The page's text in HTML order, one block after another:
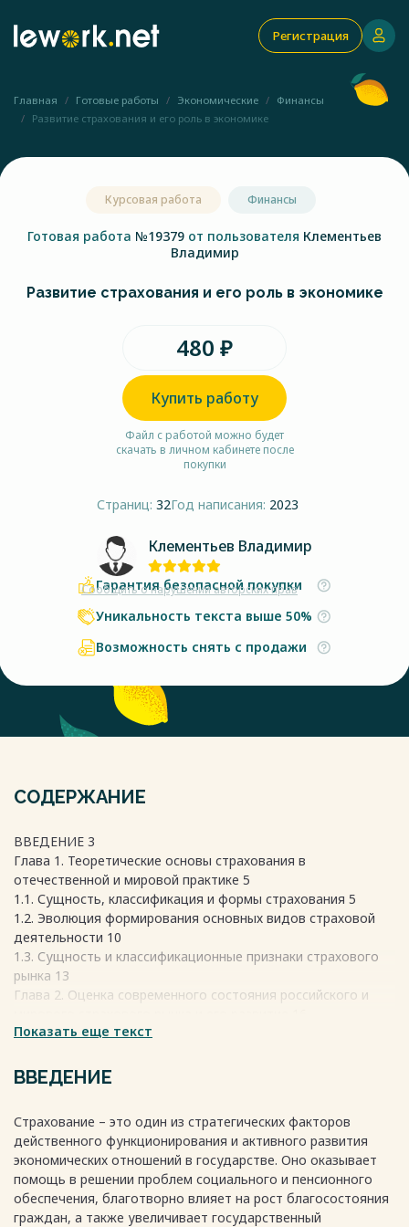
Регистрация
Главная Готовые работы Экономические
Финансы
Развитие страхования и его роль в экономике
Курсовая работа Финансы
Готовая работа №19379 от пользователя Клементьев
Владимир
Развитие страхования и его роль в экономике
480 ₽
Купить работу
Файл с работой можно будет
скачать в личном кабинете после
покупки
Страниц: 32Год написания: 2023
Клементьев Владимир
Сообщить о нарушении авторских прав
Гарантия безопасной покупки
Уникальность текста выше 50%
Возможность снять с продажи
СОДЕРЖАНИЕ
ВВЕДЕНИЕ 3
Глава 1. Теоретические основы страхования в
отечественной и мировой практике 5
1.1. Сущность, классификация и формы страхования 5
1.2. Эволюция формирования основных видов страховой
деятельности 10
1.3. Сущность и классификационные признаки страхового
рынка 13
Глава 2. Оценка современного состояния российского и
2.1. Оценка страхового рынка Российской Федерации 16
2.3. Перспективы развития страхового рынка России 23
ЗАКЛЮЧЕНИЕ 27
Приложение А. Ключевые показатели развития страхового
рынка за 2010-2019
годы………………………………………………………………………………….32
Показать еще текст
ВВЕДЕНИЕ
Страхование – это один из стратегических факторов
действенного функционирования и активного развития
экономических отношений в государстве. Оно оказывает
помощь в решении проблем социального и пенсионного
обеспечения, благотворно влияет на рост благосостояния
граждан, а также увеличивает государственный